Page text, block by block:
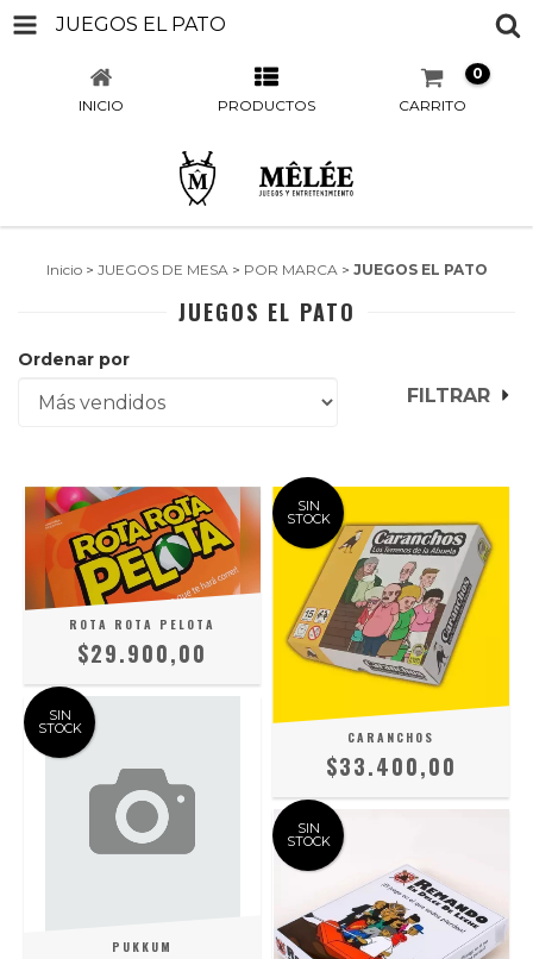
JUEGOS EL PATO
INICIO PRODUCTOS CARRITO
0
Inicio > JUEGOS DE MESA > POR MARCA > JUEGOS EL PATO
JUEGOS EL PATO
Ordenar por
FILTRAR
ROTA ROTA PELOTA
$29.900,00
SIN
STOCK
CARANCHOS
$33.400,00
SIN
STOCK
PUKKUM
SIN
STOCK